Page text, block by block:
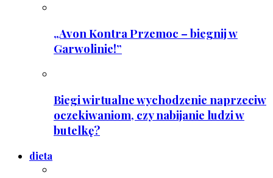
„Avon Kontra Przemoc – biegnij w
Garwolinie!”
Biegi wirtualne wychodzenie naprzeciw
oczekiwaniom, czy nabijanie ludzi w
butelkę?
dieta